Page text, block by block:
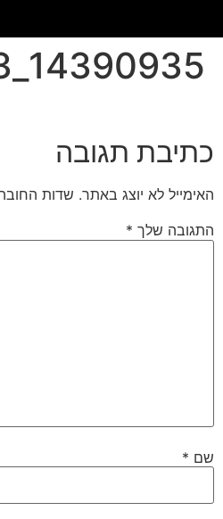
14390935_517347815128853_4676082649063081177_n
כתיבת תגובה
האימייל לא יוצג באתר. שדות
התגובה שלך *
שם *